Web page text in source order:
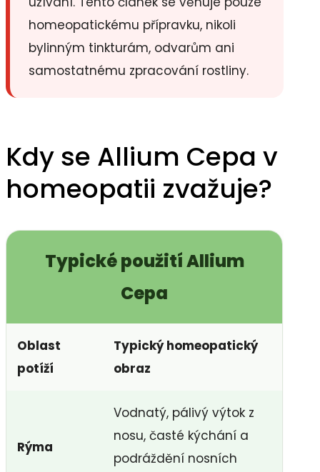
homeopatickému přípravku, nikoli
bylinným tinkturám, odvarům ani
samostatnému zpracování rostliny.
Kdy se Allium Cepa v
homeopatii zvažuje?
Typické použití Allium
Cepa
Oblast
potíží
Typický homeopatický
obraz
Rýma
Vodnatý, pálivý výtok z
nosu, časté kýchání a
podráždění nosních